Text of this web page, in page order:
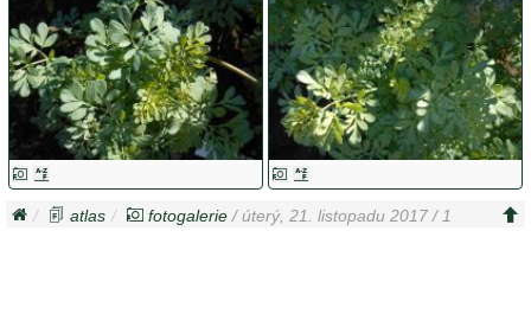
atlas fotogalerie / úterý, 21. listopadu 2017 / 1